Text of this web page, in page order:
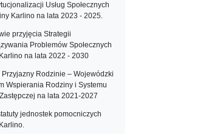
Usług Społecznych
Karlino na lata 2023 - 2025.
przyjęcia Strategii
Problemów Społecznych
na lata 2022 - 2030
Przyjazny Rodzinie – Wojewódzki
Wspierania Rodziny i Systemu
na lata 2021-2027
jednostek pomocniczych